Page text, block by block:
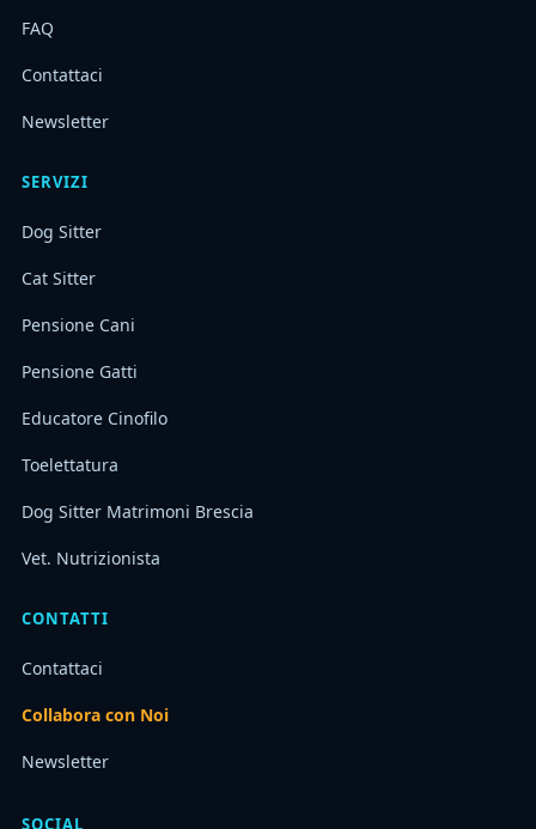
FAQ
Contattaci
Newsletter
SERVIZI
Dog Sitter
Cat Sitter
Pensione Cani
Pensione Gatti
Educatore Cinofilo
Toelettatura
Dog Sitter Matrimoni Brescia
Vet. Nutrizionista
CONTATTI
Contattaci
Collabora con Noi
Newsletter
SOCIAL